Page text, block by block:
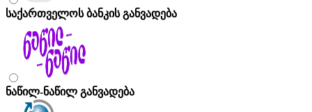
საქართველოს ბანკის განვადება
ნაწილ-ნაწილ განვადება